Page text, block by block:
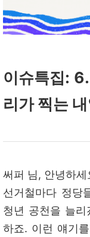
이슈특집:
리가 찍는 내
써퍼 님, 안녕하
선거철마다 정당
청년 공천을 늘
하죠. 이런 얘기